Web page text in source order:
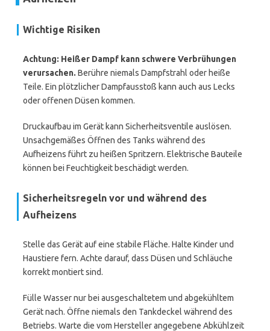
Wichtige Risiken
Achtung: Heißer Dampf kann schwere Verbrühungen
verursachen. Berühre niemals Dampfstrahl oder heiße
Teile. Ein plötzlicher Dampfausstoß kann auch aus Lecks
oder offenen Düsen kommen.
Druckaufbau im Gerät kann Sicherheitsventile auslösen.
Unsachgemäßes Öffnen des Tanks während des
Aufheizens führt zu heißen Spritzern. Elektrische Bauteile
können bei Feuchtigkeit beschädigt werden.
Sicherheitsregeln vor und während des
Aufheizens
Stelle das Gerät auf eine stabile Fläche. Halte Kinder und
Haustiere fern. Achte darauf, dass Düsen und Schläuche
korrekt montiert sind.
Fülle Wasser nur bei ausgeschaltetem und abgekühltem
Gerät nach. Öffne niemals den Tankdeckel während des
Betriebs. Warte die vom Hersteller angegebene Abkühlzeit